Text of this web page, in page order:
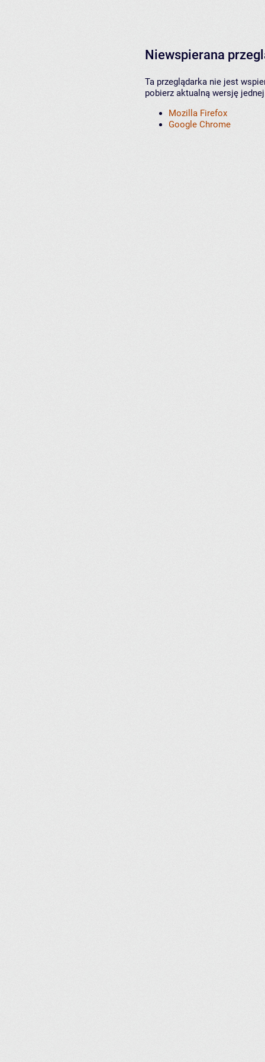
Niewspierana
Ta przeglądarka nie jest
pobierz aktualną wersję
Mozilla Firefox
Google Chrome